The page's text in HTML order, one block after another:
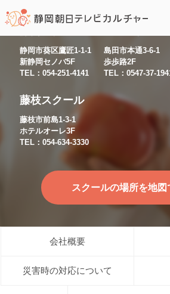
静岡市葵区鷹匠1-1-1
新静岡セノバ5F
TEL：054-251-4141
島田市本通3-6-1
歩歩路2F
TEL：0547-37-
藤枝スクール
藤枝市前島1-3-1
ホテルオーレ3F
TEL：054-634-3330
スクールの場所を地図
会社概要
災害時の対応について